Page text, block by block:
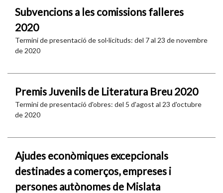
Subvencions a les comissions falleres
2020
Termini de presentació de sol·licituds: del 7 al 23 de novembre
de 2020
Premis Juvenils de Literatura Breu 2020
Termini de presentació d'obres: del 5 d'agost al 23 d'octubre
de 2020
Ajudes econòmiques excepcionals
destinades a comerços, empreses i
persones autònomes de Mislata